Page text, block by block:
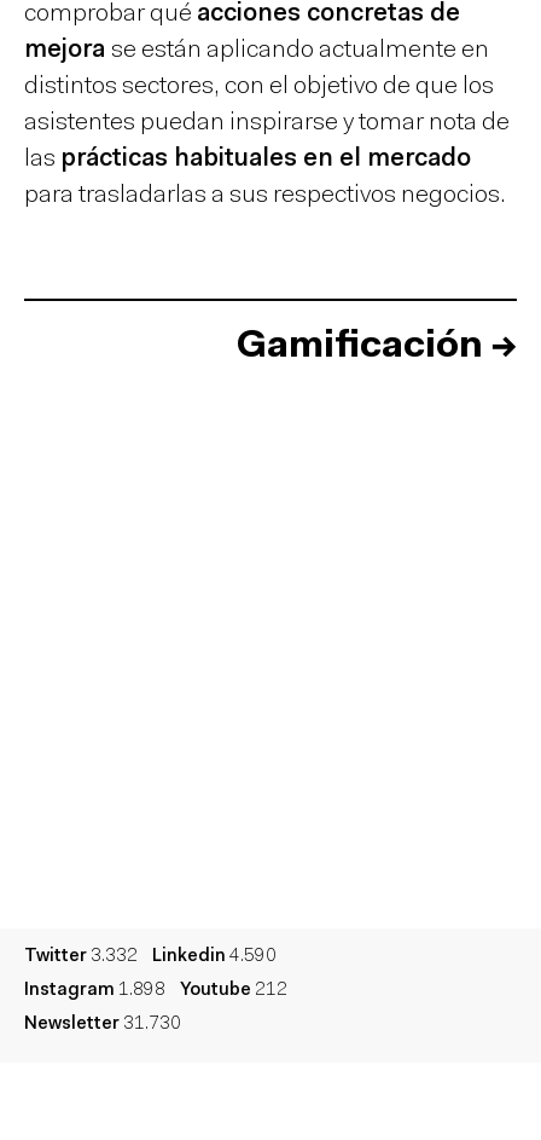
comprobar qué acciones concretas de
mejora se están aplicando actualmente en
distintos sectores, con el objetivo de que los
asistentes puedan inspirarse y tomar nota de
las prácticas habituales en el mercado
para trasladarlas a sus respectivos negocios.
Gamificación →
Twitter 3.332 Linkedin 4.590
Instagram 1.898 Youtube 212
Newsletter 31.730